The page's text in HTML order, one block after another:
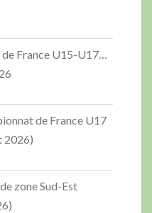
de France U15-U17…
de France U17
2026)
zone Sud-Est